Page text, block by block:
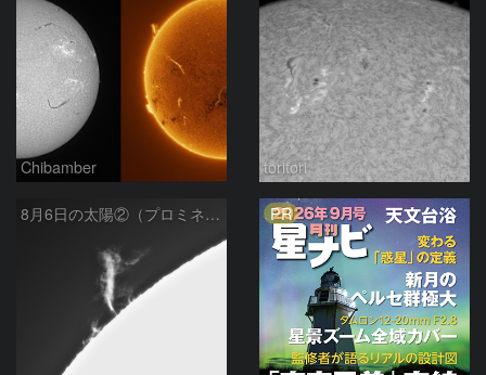
Chibamber toritori
8月6日の太陽②（プロミネン北東縁 ） PR